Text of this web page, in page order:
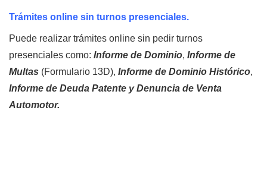
Trámites online sin turnos presenciales.
Puede realizar trámites online sin pedir turnos
presenciales como: Informe de Dominio, Informe de
Multas (Formulario 13D), Informe de Dominio Histórico,
Informe de Deuda Patente y Denuncia de Venta
Automotor.